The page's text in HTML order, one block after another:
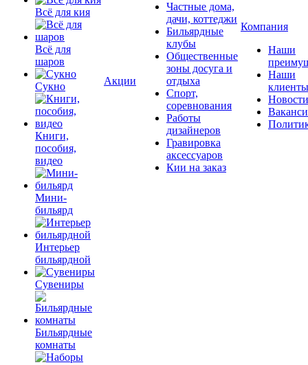
Всё для кия
Всё для
шаров
Сукно
Книги,
пособия,
видео
Мини-
бильярд
Интерьер
бильярдной
Сувениры
Бильярдные
комнаты
Акции
Частные дома,
дачи, коттеджи
Бильярдные
клубы
Общественные
зоны досуга и
отдыха
Спорт,
соревнования
Работы
дизайнеров
Гравировка
аксессуаров
Кии на заказ
Компания
Наши
Наши
клиенты
Новости